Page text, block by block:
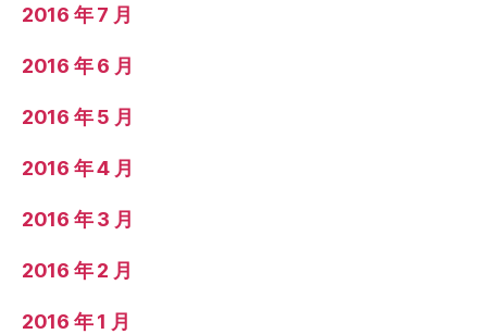
2016 年 7 月
2016 年 6 月
2016 年 5 月
2016 年 4 月
2016 年 3 月
2016 年 2 月
2016 年 1 月